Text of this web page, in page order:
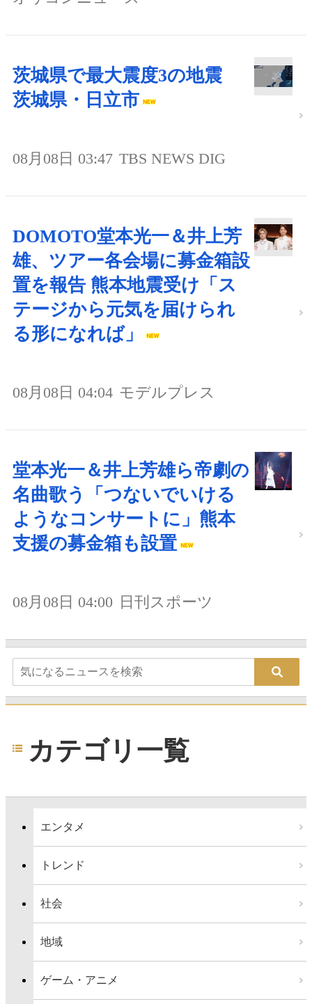
茨城県で最大震度3の地震
茨城県・日立市
08月08日 03:47 TBS NEWS DIG
DOMOTO堂本光一＆井上芳
雄、ツアー各会場に募金箱設
置を報告 熊本地震受け「ス
テージから元気を届けられ
る形になれば」
08月08日 04:04 モデルプレス
堂本光一＆井上芳雄ら帝劇の
名曲歌う「つないでいける
ようなコンサートに」熊本
支援の募金箱も設置
08月08日 04:00 日刊スポーツ
カテゴリ一覧
エンタメ
トレンド
社会
地域
ゲーム・アニメ